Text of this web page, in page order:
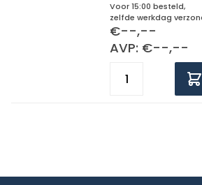
Voor 15:00 besteld,
zelfde werkdag
€--,--
AVP: €--,--